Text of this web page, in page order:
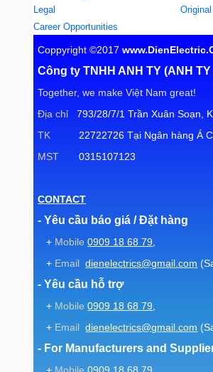
Legal
Career Opportunities
Coppyright ©2017
Công ty TNHH ANH TY (ANH TY
Together, we make Việt Nam great!
Địa chỉ793/28/7/1 Trần Xuân Soạn,
TK22722726 Tại Ngân hàng Á
MST0315107123
CONTACT
- Yêu cầu báo giá / Đặt hàng
+ Mobile 0909 18 68 79,
+ Email dienelectrics@gmail.com
- Yêu cầu hỗ trợ
+ Mobile 0909 18 68 79,
+ Email dienelectrics@gmail.com
- For Manufacturers and